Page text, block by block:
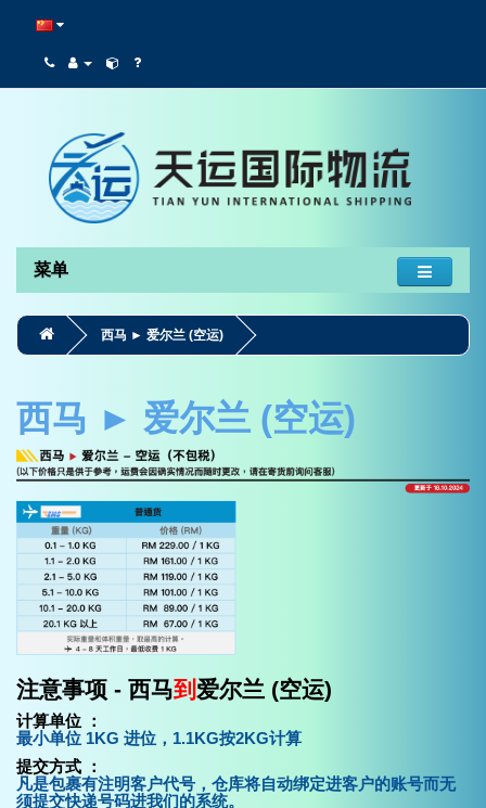
菜单
西马 ► 爱尔兰 (空运)
西马 ► 爱尔兰 (空运)
注意事项 - 西马到 爱尔兰 (空运)
计算单位 ：
最小单位 1KG 进位，1.1KG按2KG计算
提交方式 ：
凡是包裹有注明客户代号，仓库将自动绑定进客户的账号而无
须提交快递号码进我们的系统。